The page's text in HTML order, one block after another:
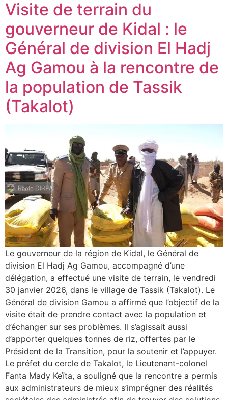
Visite de terrain du
gouverneur de Kidal : le
Général de division El Hadj
Ag Gamou à la rencontre de
la population de Tassik
(Takalot)
Le gouverneur de la région de Kidal, le Général de
division El Hadj Ag Gamou, accompagné d’une
délégation, a effectué une visite de terrain, le vendredi
30 janvier 2026, dans le village de Tassik (Takalot). Le
Général de division Gamou a affirmé que l’objectif de la
visite était de prendre contact avec la population et
d’échanger sur ses problèmes. Il s’agissait aussi
d’apporter quelques tonnes de riz, offertes par le
Président de la Transition, pour la soutenir et l’appuyer.
Le préfet du cercle de Takalot, le Lieutenant-colonel
Fanta Mady Keïta, a souligné que la rencontre a permis
aux administrateurs de mieux s’imprégner des réalités